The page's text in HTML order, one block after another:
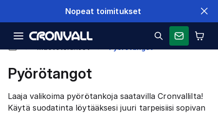
Nopeat toimitukset
Pyörötangot
Laaja valikoima pyörötankoja saatavilla Cronvallilta!
Käytä suodatinta löytääksesi juuri tarpeisiisi sopivan